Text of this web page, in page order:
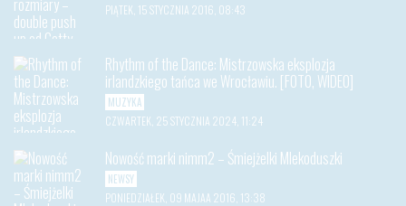
PIĄTEK, 15 STYCZNIA 2016, 08:43
Rhythm of the Dance: Mistrzowska eksplozja
irlandzkiego tańca we Wrocławiu. [FOTO, WIDEO]
MUZYKA
CZWARTEK, 25 STYCZNIA 2024, 11:24
Nowość marki nimm2 – Śmiejżelki Mlekoduszki
NEWSY
PONIEDZIAŁEK, 09 MAJAA 2016, 13:38